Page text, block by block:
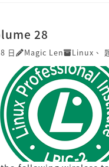
28
日 Magic Len Linux 、